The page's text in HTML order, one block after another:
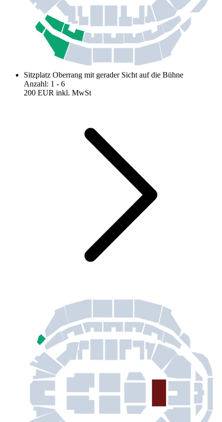
Sitzplatz Oberrang mit gerader Sicht auf die Bühne
Anzahl: 1 - 6
200 EUR inkl. MwSt